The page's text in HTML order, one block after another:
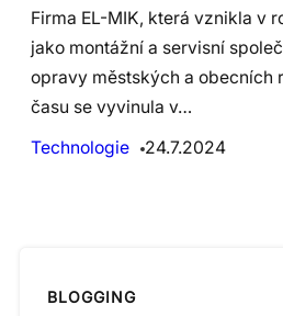
Firma EL-MIK, která vznikla v
jako montážní a servisní
opravy městských a obecních
času se vyvinula v…
Technologie
24.7.2024
BLOGGING